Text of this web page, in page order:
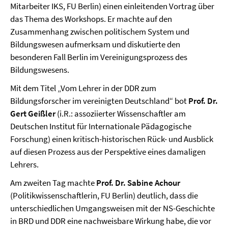
Mitarbeiter IKS, FU Berlin) einen einleitenden Vortrag über
das Thema des Workshops. Er machte auf den
Zusammenhang zwischen politischem System und
Bildungswesen aufmerksam und diskutierte den
besonderen Fall Berlin im Vereinigungsprozess des
Bildungswesens.
Mit dem Titel „Vom Lehrer in der DDR zum
Bildungsforscher im vereinigten Deutschland“ botProf. Dr.
Gert Geißler(i.R.: assoziierter Wissenschaftler am
Deutschen Institut für Internationale Pädagogische
Forschung) einen kritisch-historischen Rück- und Ausblick
auf diesen Prozess aus der Perspektive eines damaligen
Lehrers.
Am zweiten Tag machteProf. Dr. Sabine Achour
(Politikwissenschaftlerin, FU Berlin) deutlich, dass die
unterschiedlichen Umgangsweisen mit der NS-Geschichte
in BRD und DDR eine nachweisbare Wirkung habe, die vor